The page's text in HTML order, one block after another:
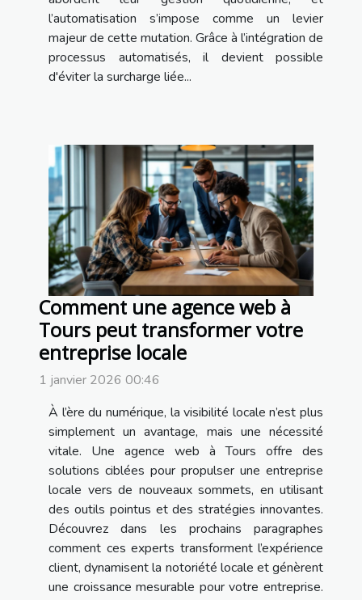
l’automatisation s’impose comme un levier
majeur de cette mutation. Grâce à l’intégration de
processus automatisés, il devient possible
d'éviter la surcharge liée...
Comment une agence web à
Tours peut transformer votre
entreprise locale
1 janvier 2026 00:46
À l’ère du numérique, la visibilité locale n’est plus
simplement un avantage, mais une nécessité
vitale. Une agence web à Tours offre des
solutions ciblées pour propulser une entreprise
locale vers de nouveaux sommets, en utilisant
des outils pointus et des stratégies innovantes.
Découvrez dans les prochains paragraphes
comment ces experts transforment l’expérience
client, dynamisent la notoriété locale et génèrent
une croissance mesurable pour votre entreprise.